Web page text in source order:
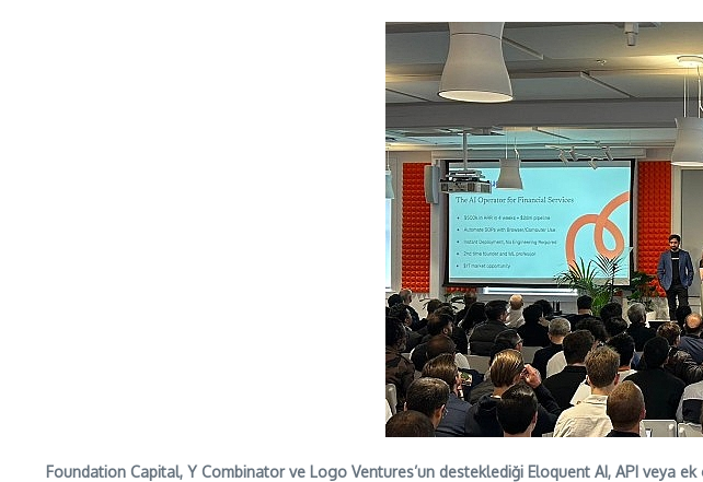
Foundation Capital, Y Combinator ve Logo Ventures’un desteklediği Eloquent AI, API veya